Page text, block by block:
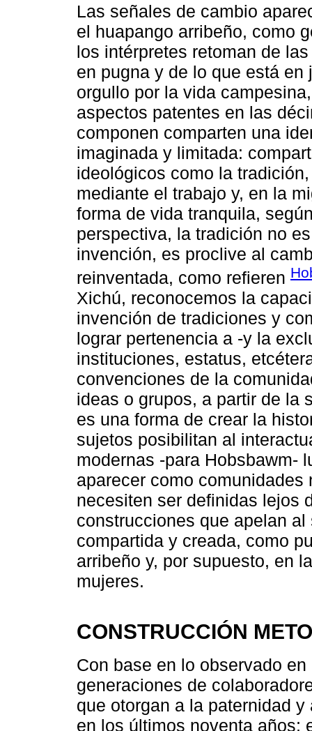
Las señales de cambio
el huapango arribeño, como
los intérpretes retoman de
en pugna y de lo que está
orgullo por la vida
aspectos patentes en las
componen comparten una
imaginada y limitada:
ideológicos como la
mediante el trabajo y, en la
forma de vida tranquila,
perspectiva, la tradición no
invención, es proclive al
reinventada, como refieren
Xichú, reconocemos la
invención de tradiciones y
lograr pertenencia a -y la
instituciones, estatus,
convenciones de la
ideas o grupos, a partir de la
es una forma de crear la
sujetos posibilitan al
modernas -para Hobsbawm-
aparecer como
necesiten ser definidas lejos
construcciones que apelan
compartida y creada, como
arribeño y, por supuesto, en
mujeres.
CONSTRUCCIÓN
Con base en lo observado
generaciones de
que otorgan a la paternidad
en los últimos noventa años;